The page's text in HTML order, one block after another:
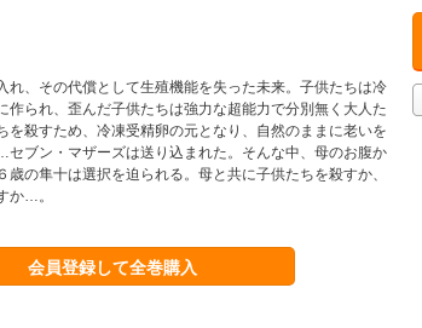
れ、その代償として生殖機能を失った未来。子供たちは冷
作られ、歪んだ子供たちは強力な超能力で分別無く大人た
を殺すため、冷凍受精卵の元となり、自然のままに老いを
ブン・マザーズは送り込まれた。そんな中、母のお腹か
歳の隼十は選択を迫られる。母と共に子供たちを殺すか、
か…。
会員登録して全巻購入